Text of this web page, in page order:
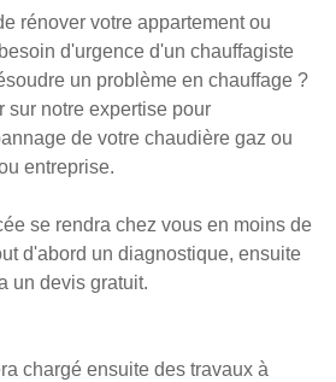
rénover votre appartement ou
d'urgence d'un chauffagiste
un problème en chauffage ?
sur notre expertise pour
de votre chaudière gaz ou
entreprise.
se rendra chez vous en moins de
d'abord un diagnostique, ensuite
un devis gratuit.
chargé ensuite des travaux à